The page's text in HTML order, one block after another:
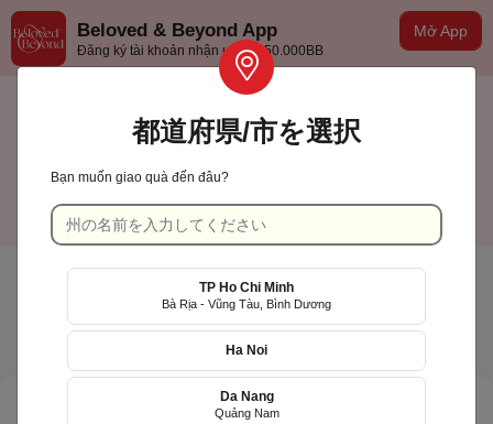
Mở App
Beloved & Beyond App
Đăng ký tài khoản nhận ưu đãi 50.000BB
TP Hồ Chí Minh
都道府県/市を選択
Bạn muốn giao quà đến đâu?
TP Ho Chi Minh
Bà Rịa - Vũng Tàu, Bình Dương
Ha Noi
Da Nang
Quảng Nam